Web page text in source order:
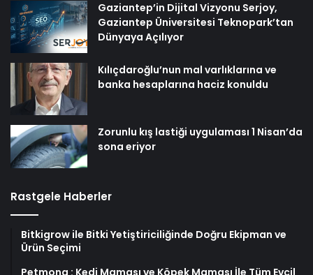
Gaziantep’in Dijital Vizyonu Serjoy,
Gaziantep Üniversitesi Teknopark’tan
Dünyaya Açılıyor
Kılıçdaroğlu’nun mal varlıklarına ve
banka hesaplarına haciz konuldu
Zorunlu kış lastiği uygulaması 1 Nisan’da
sona eriyor
Rastgele Haberler
Bitkigrow ile Bitki Yetiştiriciliğinde Doğru Ekipman ve
Ürün Seçimi